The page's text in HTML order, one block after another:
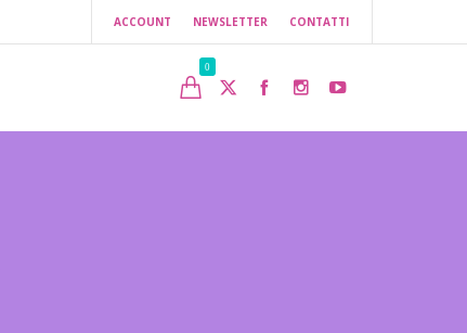
ACCOUNT NEWSLETTER CONTATTI
0